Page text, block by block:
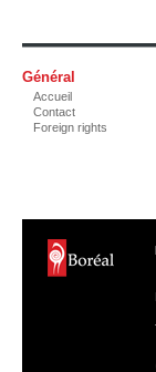
Général
Accueil
Contact
Foreign rights